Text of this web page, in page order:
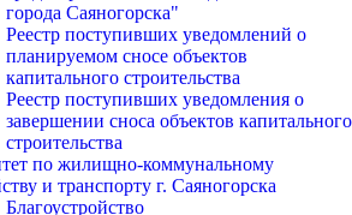
города Саяногорска"
Реестр поступивших уведомлений о
планируемом сносе объектов
капитального строительства
Реестр поступивших уведомления о
завершении сноса объектов капитального
строительства
по жилищно-коммунальному
и транспорту г. Саяногорска
Благоустройство